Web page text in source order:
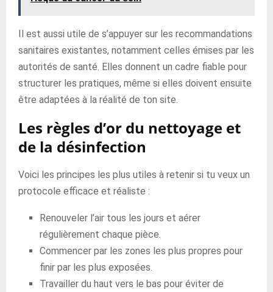
Il est aussi utile de s’appuyer sur les recommandations
sanitaires existantes, notamment celles émises par les
autorités de santé. Elles donnent un cadre fiable pour
structurer les pratiques, même si elles doivent ensuite
être adaptées à la réalité de ton site.
Les règles d’or du nettoyage et
de la désinfection
Voici les principes les plus utiles à retenir si tu veux un
protocole efficace et réaliste :
Renouveler l’air tous les jours et aérer
régulièrement chaque pièce.
Commencer par les zones les plus propres pour
finir par les plus exposées.
Travailler du haut vers le bas pour éviter de